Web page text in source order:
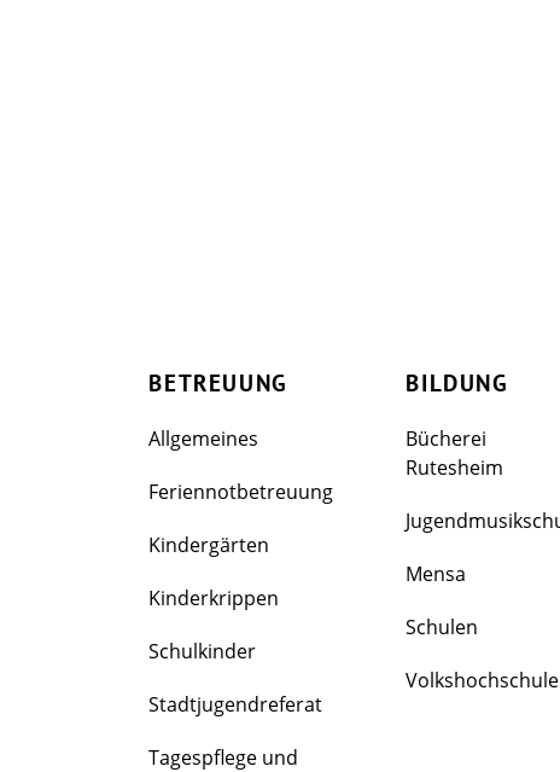
FAMILIE
BILDUNG
BETREUUNG
Allgemeines
Feriennotbetreuung
Kindergärten
Kinderkrippen
Schulkinder
Stadtjugendreferat
Tagespflege und
BILDUNG
Bücherei
Rutesheim
Mensa
Schulen
Volkshochschule